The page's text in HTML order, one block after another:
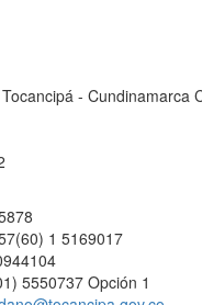
- Cundinamarca
1 5169017
5550737 Opción 1